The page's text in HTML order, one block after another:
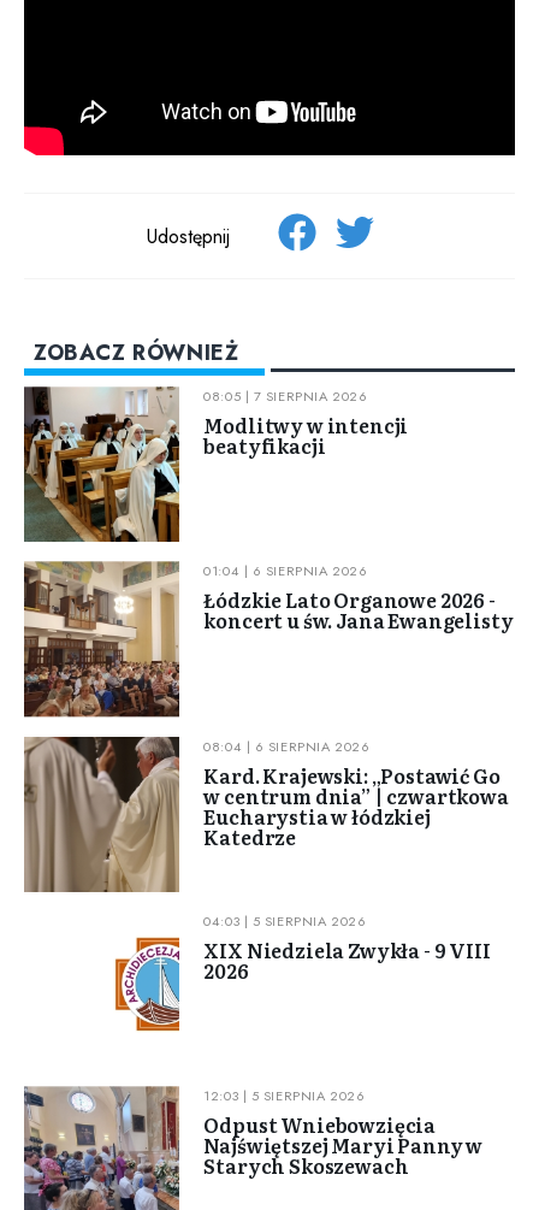
Udostępnij
ZOBACZ RÓWNIEŻ
08:05 | 7 SIERPNIA 2026
Modlitwy w intencji
beatyfikacji
01:04 | 6 SIERPNIA 2026
Łódzkie Lato Organowe 2026 -
koncert u św. Jana Ewangelisty
08:04 | 6 SIERPNIA 2026
Kard. Krajewski: „Postawić Go
w centrum dnia” | czwartkowa
Eucharystia w łódzkiej
Katedrze
04:03 | 5 SIERPNIA 2026
XIX Niedziela Zwykła - 9 VIII
2026
12:03 | 5 SIERPNIA 2026
Odpust Wniebowzięcia
Najświętszej Maryi Panny w
Starych Skoszewach